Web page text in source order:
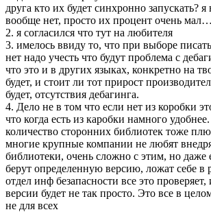
друга кто их будет синхронно запускать?
вообще нет, просто их процент очень мал…
2. я согласился что тут на любителя
3. имелось ввиду то, что при выборе
нет надо учесть что будут проблема с
что это и в других языках, конкретно на
будет, и стоит ли тот прирост
будет, отсутствия дебагинга.
4. Дело не в том что если нет из коробки
что когда есть из каробки намного
количество сторонних библиотек тоже
многие крупные компании не любят
библиотеки, очень сложно с этим, но даже
берут определенную версию, ложат себе в
отдел инф безапасности все это
версии будет не так просто. Это все в
не для всех